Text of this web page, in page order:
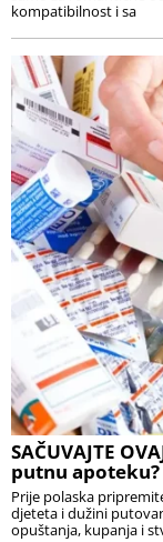
kompatibilnost i sa
SAČUVAJTE
putnu apoteku?
Prije polaska
djeteta i dužini
opuštanja, kupanja i